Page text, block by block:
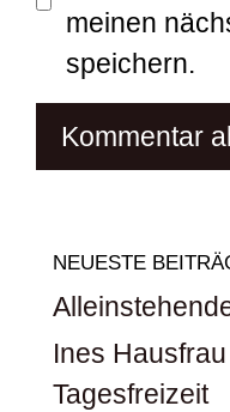
meinen
speichern.
NEUESTE
Ines
Tagesfreizeit